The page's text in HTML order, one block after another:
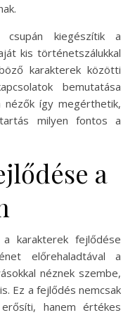
kiegészítik a
kis történetszálukkal
karakterek közötti
bemutatása
nézők így megérthetik,
milyen fontos a
a
karakterek fejlődése
előrehaladtával a
néznek szembe,
Ez a fejlődés nemcsak
hanem értékes